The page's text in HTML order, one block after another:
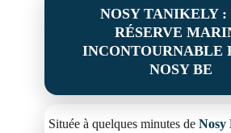
NOSY TANIKELY :
RÉSERVE
INCONTOURNABLE
NOSY BE
Située à quelques minutes de Nosy